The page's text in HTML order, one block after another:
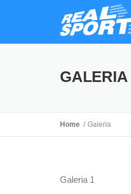
GALERIA
Home Galeria
Galeria 1